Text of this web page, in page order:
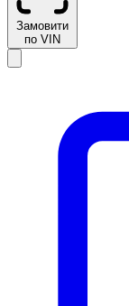
Замовити
по VIN